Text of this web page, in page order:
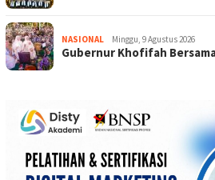
NASIONAL Minggu, 9 Agustus 2026
Gubernur Khofifah